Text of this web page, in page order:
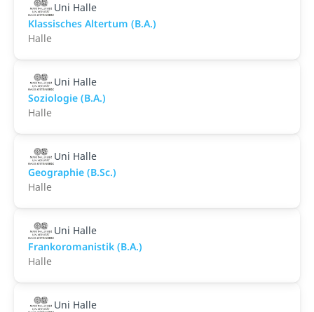
Uni Halle
Klassisches Altertum (B.A.)
Halle
Uni Halle
Soziologie (B.A.)
Halle
Uni Halle
Geographie (B.Sc.)
Halle
Uni Halle
Frankoromanistik (B.A.)
Halle
Uni Halle